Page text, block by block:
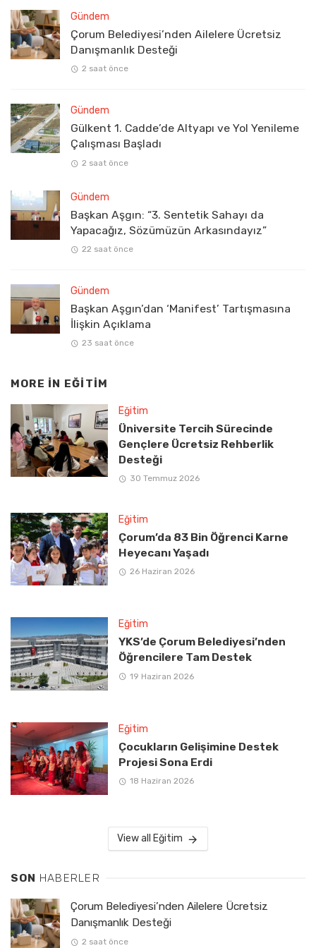
Gündem
Çorum Belediyesi’nden Ailelere Ücretsiz
Danışmanlık Desteği
2 saat önce
Gündem
Gülkent 1. Cadde’de Altyapı ve Yol Yenileme
Çalışması Başladı
2 saat önce
Gündem
Başkan Aşgın: “3. Sentetik Sahayı da
Yapacağız, Sözümüzün Arkasındayız”
22 saat önce
Gündem
Başkan Aşgın’dan ‘Manifest’ Tartışmasına
İlişkin Açıklama
23 saat önce
MORE IN EĞITIM
Eğitim
Üniversite Tercih Sürecinde
Gençlere Ücretsiz Rehberlik
Desteği
30 Temmuz 2026
Eğitim
Çorum’da 83 Bin Öğrenci Karne
Heyecanı Yaşadı
26 Haziran 2026
Eğitim
YKS’de Çorum Belediyesi’nden
Öğrencilere Tam Destek
19 Haziran 2026
Eğitim
Çocukların Gelişimine Destek
Projesi Sona Erdi
18 Haziran 2026
View all Eğitim
SON HABERLER
Çorum Belediyesi’nden Ailelere Ücretsiz
Danışmanlık Desteği
2 saat önce